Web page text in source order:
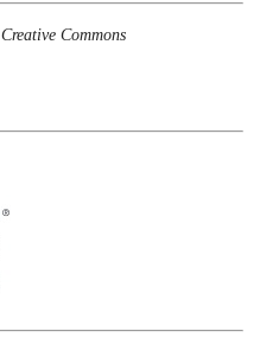
Creative Commons